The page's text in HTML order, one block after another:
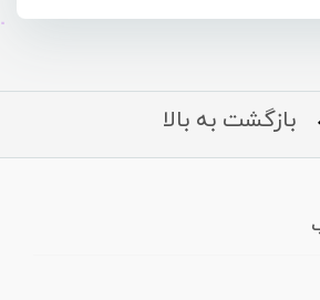
بازگشت به بالا